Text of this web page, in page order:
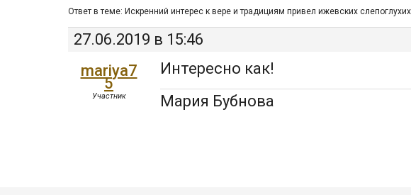
Ответ в теме: Искренний интерес к вере и традициям привел ижевских
27.06.2019 в 15:46
mariya7
5
Участник
Интересно как!
Мария Бубнова